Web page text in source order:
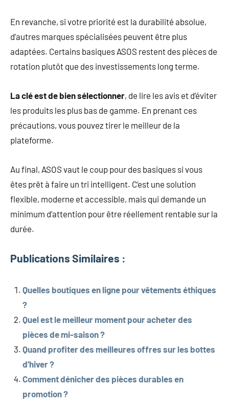
En revanche, si votre priorité est la durabilité absolue,
d’autres marques spécialisées peuvent être plus
adaptées. Certains basiques ASOS restent des pièces de
rotation plutôt que des investissements long terme.
La clé est de bien sélectionner, de lire les avis et d’éviter
les produits les plus bas de gamme. En prenant ces
précautions, vous pouvez tirer le meilleur de la
plateforme.
Au final, ASOS vaut le coup pour des basiques si vous
êtes prêt à faire un tri intelligent. C’est une solution
flexible, moderne et accessible, mais qui demande un
minimum d’attention pour être réellement rentable sur la
durée.
Publications Similaires :
Quelles boutiques en ligne pour vêtements éthiques
?
Quel est le meilleur moment pour acheter des
pièces de mi-saison ?
Quand profiter des meilleures offres sur les bottes
d’hiver ?
Comment dénicher des pièces durables en
promotion ?